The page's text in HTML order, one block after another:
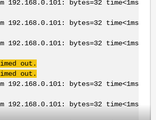
192.168.0.101: bytes=32 time<1ms
192.168.0.101: bytes=32 time<1ms
192.168.0.101: bytes=32 time<1ms
out.
out.
192.168.0.101: bytes=32 time<1ms
192.168.0.101: bytes=32 time<1ms